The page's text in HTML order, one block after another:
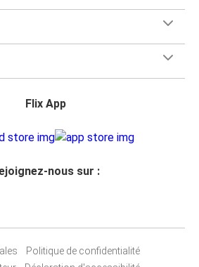
Flix App
nous sur :
Politique de confidentialité